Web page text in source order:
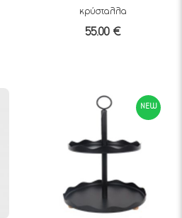
κρύσταλλα
55.00 €
NEW